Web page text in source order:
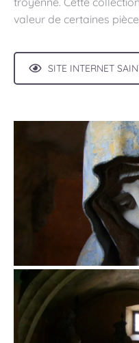
valeur de certaines
SITE INTERNET